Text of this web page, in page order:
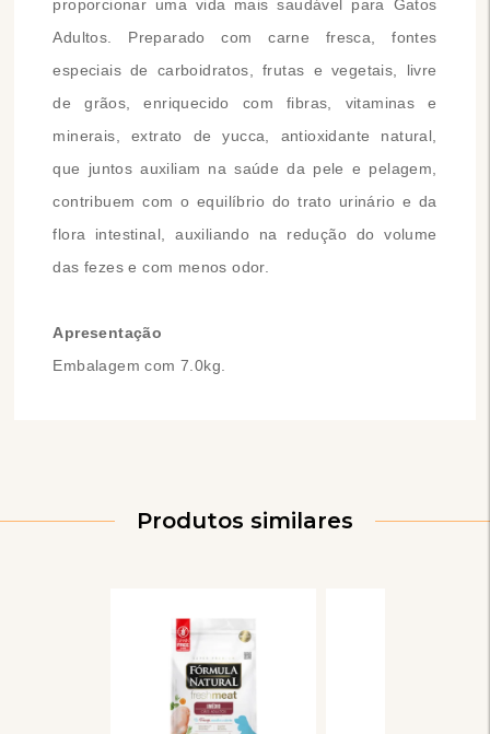
proporcionar uma vida mais saudável para Gatos
Adultos. Preparado com carne fresca, fontes
especiais de carboidratos, frutas e vegetais, livre
de grãos, enriquecido com fibras, vitaminas e
minerais, extrato de yucca, antioxidante natural,
que juntos auxiliam na saúde da pele e pelagem,
contribuem com o equilíbrio do trato urinário e da
flora intestinal, auxiliando na redução do volume
das fezes e com menos odor.
Apresentação
Embalagem com 7.0kg.
Produtos similares